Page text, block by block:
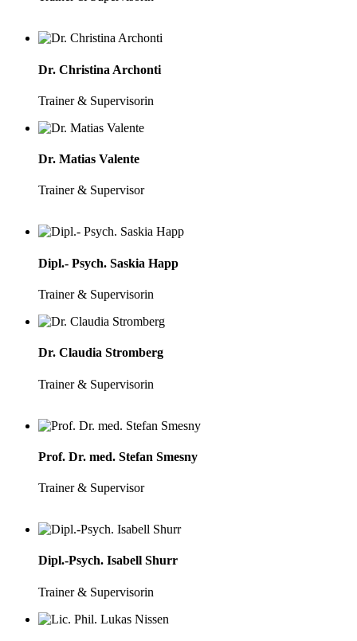
Dr. Christina Archonti
Trainer & Supervisorin
Dr. Matias Valente
Trainer & Supervisor
Dipl.- Psych. Saskia Happ
Trainer & Supervisorin
Dr. Claudia Stromberg
Trainer & Supervisorin
Prof. Dr. med. Stefan Smesny
Trainer & Supervisor
Dipl.-Psych. Isabell Shurr
Trainer & Supervisorin